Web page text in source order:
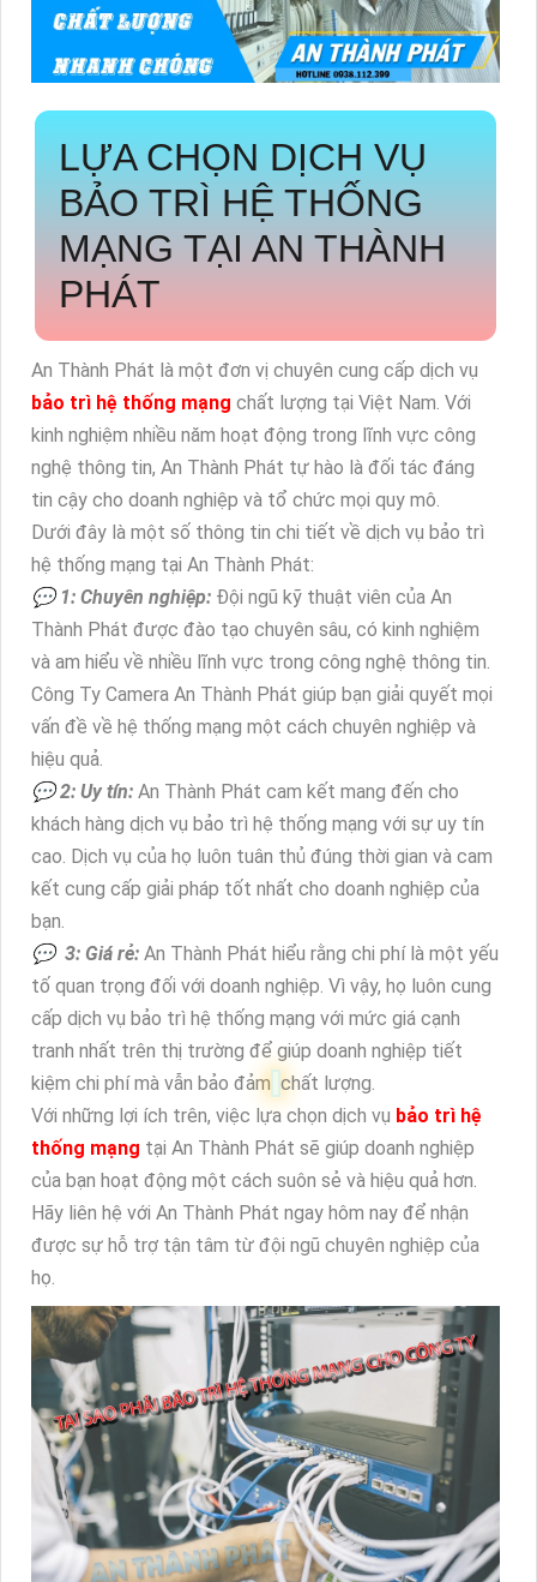
LỰA CHỌN DỊCH VỤ
BẢO TRÌ HỆ THỐNG
MẠNG TẠI AN THÀNH
PHÁT
An Thành Phát là một đơn vị chuyên cung cấp dịch vụ
bảo trì hệ thống mạng chất lượng tại Việt Nam. Với
kinh nghiệm nhiều năm hoạt động trong lĩnh vực công
nghệ thông tin, An Thành Phát tự hào là đối tác đáng
tin cậy cho doanh nghiệp và tổ chức mọi quy mô.
Dưới đây là một số thông tin chi tiết về dịch vụ bảo trì
hệ thống mạng tại An Thành Phát:
️💬 1: Chuyên nghiệp: Đội ngũ kỹ thuật viên của An
Thành Phát được đào tạo chuyên sâu, có kinh nghiệm
và am hiểu về nhiều lĩnh vực trong công nghệ thông tin.
Công Ty Camera An Thành Phát giúp bạn giải quyết mọi
vấn đề về hệ thống mạng một cách chuyên nghiệp và
hiệu quả.
💬 2: Uy tín: An Thành Phát cam kết mang đến cho
khách hàng dịch vụ bảo trì hệ thống mạng với sự uy tín
cao. Dịch vụ của họ luôn tuân thủ đúng thời gian và cam
kết cung cấp giải pháp tốt nhất cho doanh nghiệp của
bạn.
💬 3: Giá rẻ: An Thành Phát hiểu rằng chi phí là một yếu
tố quan trọng đối với doanh nghiệp. Vì vậy, họ luôn cung
cấp dịch vụ bảo trì hệ thống mạng với mức giá cạnh
tranh nhất trên thị trường để giúp doanh nghiệp tiết
kiệm chi phí mà vẫn bảo đảm chất lượng.
Với những lợi ích trên, việc lựa chọn dịch vụ bảo trì hệ
thống mạng tại An Thành Phát sẽ giúp doanh nghiệp
của bạn hoạt động một cách suôn sẻ và hiệu quả hơn.
Hãy liên hệ với An Thành Phát ngay hôm nay để nhận
được sự hỗ trợ tận tâm từ đội ngũ chuyên nghiệp của
họ.